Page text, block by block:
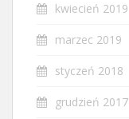
kwiecień 2019
marzec 2019
styczeń 2018
grudzień 2017